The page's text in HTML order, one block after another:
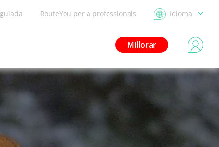
RouteYou per a professionals Idioma
Millorar